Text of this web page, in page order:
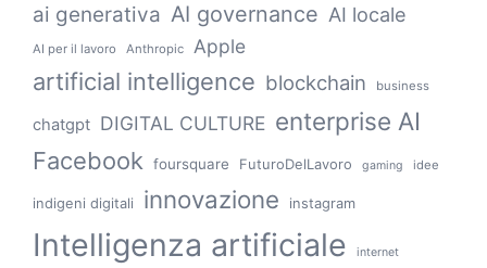
ai generativa AI governance AI locale
AI per il lavoro Anthropic Apple
artificial intelligence blockchain business
chatgpt DIGITAL CULTURE enterprise AI
Facebook foursquare FuturoDelLavoro gaming idee
indigeni digitali innovazione instagram
Intelligenza artificiale internet